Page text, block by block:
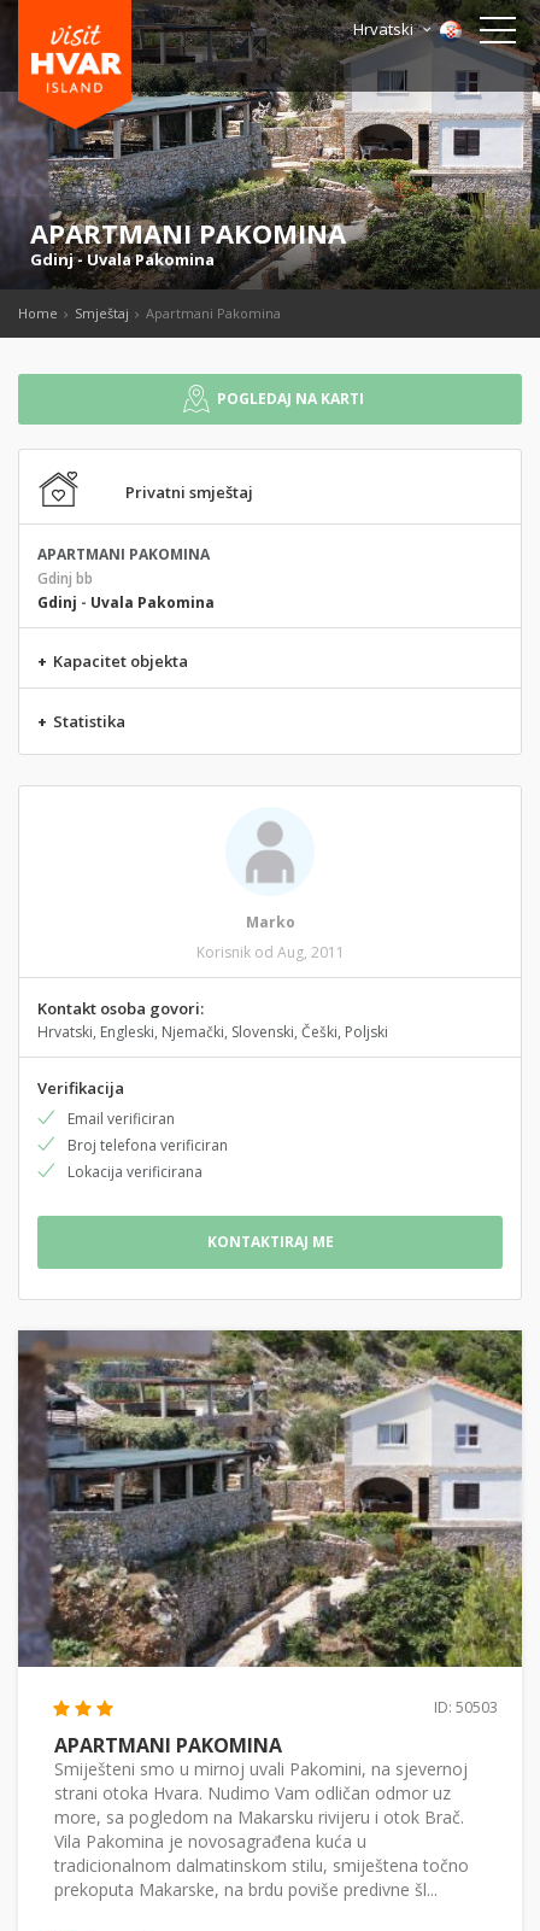
Hrvatski
APARTMANI PAKOMINA
Gdinj-Uvala Pakomina
Home Smještaj Apartmani Pakomina
POGLEDAJ NA KARTI
Privatni smještaj
APARTMANI PAKOMINA
Gdinj bb
Gdinj - Uvala Pakomina
+ Kapacitet objekta
+ Statistika
Marko
Korisnik od Aug, 2011
Kontakt osoba govori:
Hrvatski, Engleski, Njemački, Slovenski, Češki, Poljski
Verifikacija
Email verificiran
Broj telefona verificiran
Lokacija verificirana
KONTAKTIRAJ ME
ID: 50503
APARTMANI PAKOMINA
Smiješteni smo u mirnoj uvali Pakomini, na sjevernoj
strani otoka Hvara. Nudimo Vam odličan odmor uz
more, sa pogledom na Makarsku rivijeru i otok Brač.
Vila Pakomina je novosagrađena kuća u
tradicionalnom dalmatinskom stilu, smiještena točno
prekoputa Makarske, na brdu poviše predivne šl...